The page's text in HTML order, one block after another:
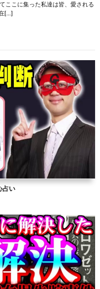
ここに集った私達は皆、愛される
[…]
占い